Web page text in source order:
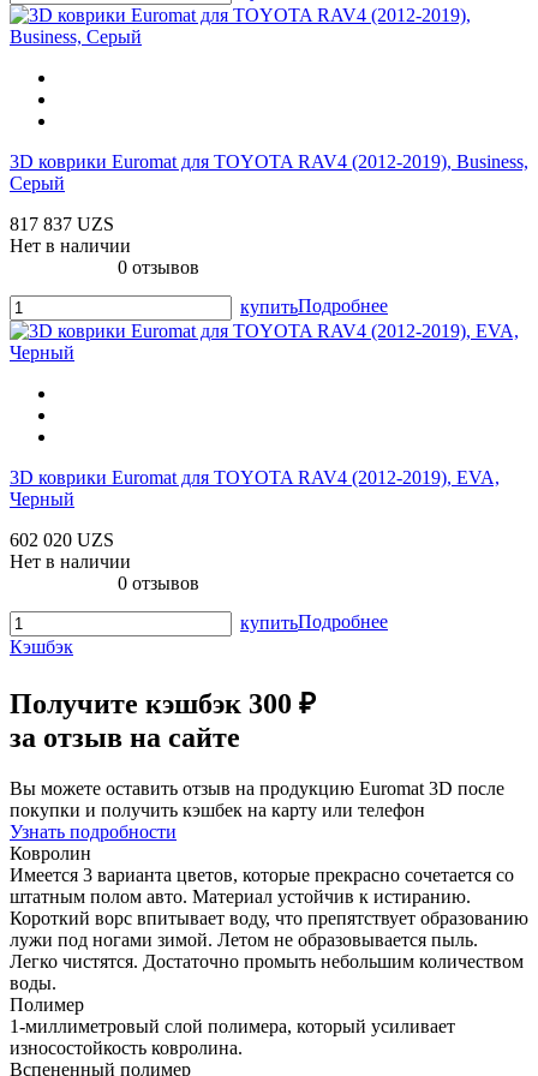
3D коврики Euromat для TOYOTA RAV4 (2012-2019), Business,
Серый
817 837 UZS
Нет в наличии
0 отзывов
купитьПодробнее
3D коврики Euromat для TOYOTA RAV4 (2012-2019), EVA,
Черный
602 020 UZS
Нет в наличии
0 отзывов
купитьПодробнее
Кэшбэк
Получите кэшбэк 300 ₽
за отзыв на сайте
Вы можете оставить отзыв на продукцию Euromat 3D после
покупки и получить кэшбек на карту или телефон
Узнать подробности
Ковролин
Имеется 3 варианта цветов, которые прекрасно сочетается со
штатным полом авто. Материал устойчив к истиранию.
Короткий ворс впитывает воду, что препятствует образованию
лужи под ногами зимой. Летом не образовывается пыль.
Легко чистятся. Достаточно промыть небольшим количеством
воды.
Полимер
1-миллиметровый слой полимера, который усиливает
износостойкость ковролина.
Вспененный полимер